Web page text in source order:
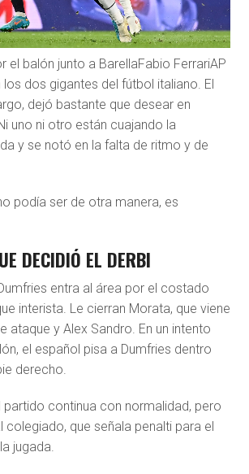
el balón junto a BarellaFabio FerrariAP
los dos gigantes del fútbol italiano. El
dejó bastante que desear en
uno ni otro están cuajando la
y se notó en la falta de ritmo y de
podía ser de otra manera, es
DECIDIÓ EL DERBI
entra al área por el costado
interista. Le cierran Morata, que viene
ataque y Alex Sandro. En un intento
el español pisa a Dumfries dentro
derecho.
partido continua con normalidad, pero
colegiado, que señala penalti para el
jugada.